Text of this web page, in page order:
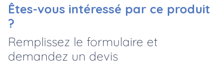
Êtes-vous intéressé par ce produit
?
Remplissez le formulaire et
demandez un devis